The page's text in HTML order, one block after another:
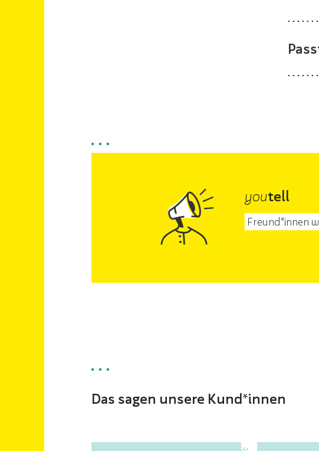
youtell
Freund*innen
Das sagen unsere Kund*innen